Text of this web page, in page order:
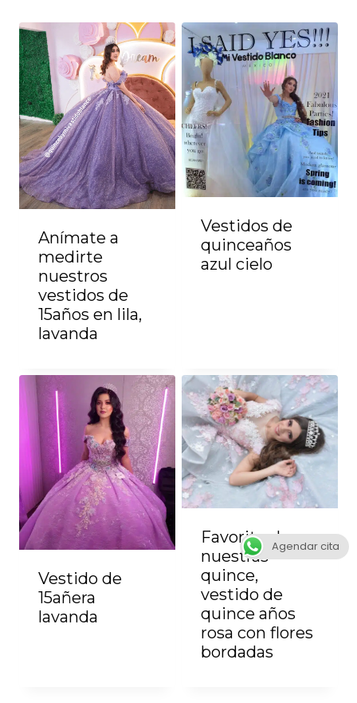
Anímate a
medirte
nuestros
vestidos de
15años en lila,
lavanda
Vestidos de
quinceaños
azul cielo
Vestido de
15añera
lavanda
Favorito de
nuestras
quince,
vestido de
quince años
rosa con flores
bordadas
Agendar cita